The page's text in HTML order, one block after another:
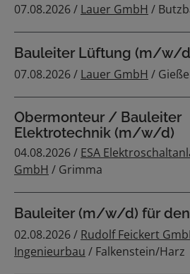
07.08.2026 / Lauer GmbH /
Bauleiter Lüftung (m/w/
07.08.2026 / Lauer GmbH /
Obermonteur / Bauleiter
Elektrotechnik (m/w/d)
04.08.2026 / ESA
GmbH / Grimma
Bauleiter (m/w/d) für
02.08.2026 / Rudolf Feickert
Ingenieurbau / Falkenstein/Harz